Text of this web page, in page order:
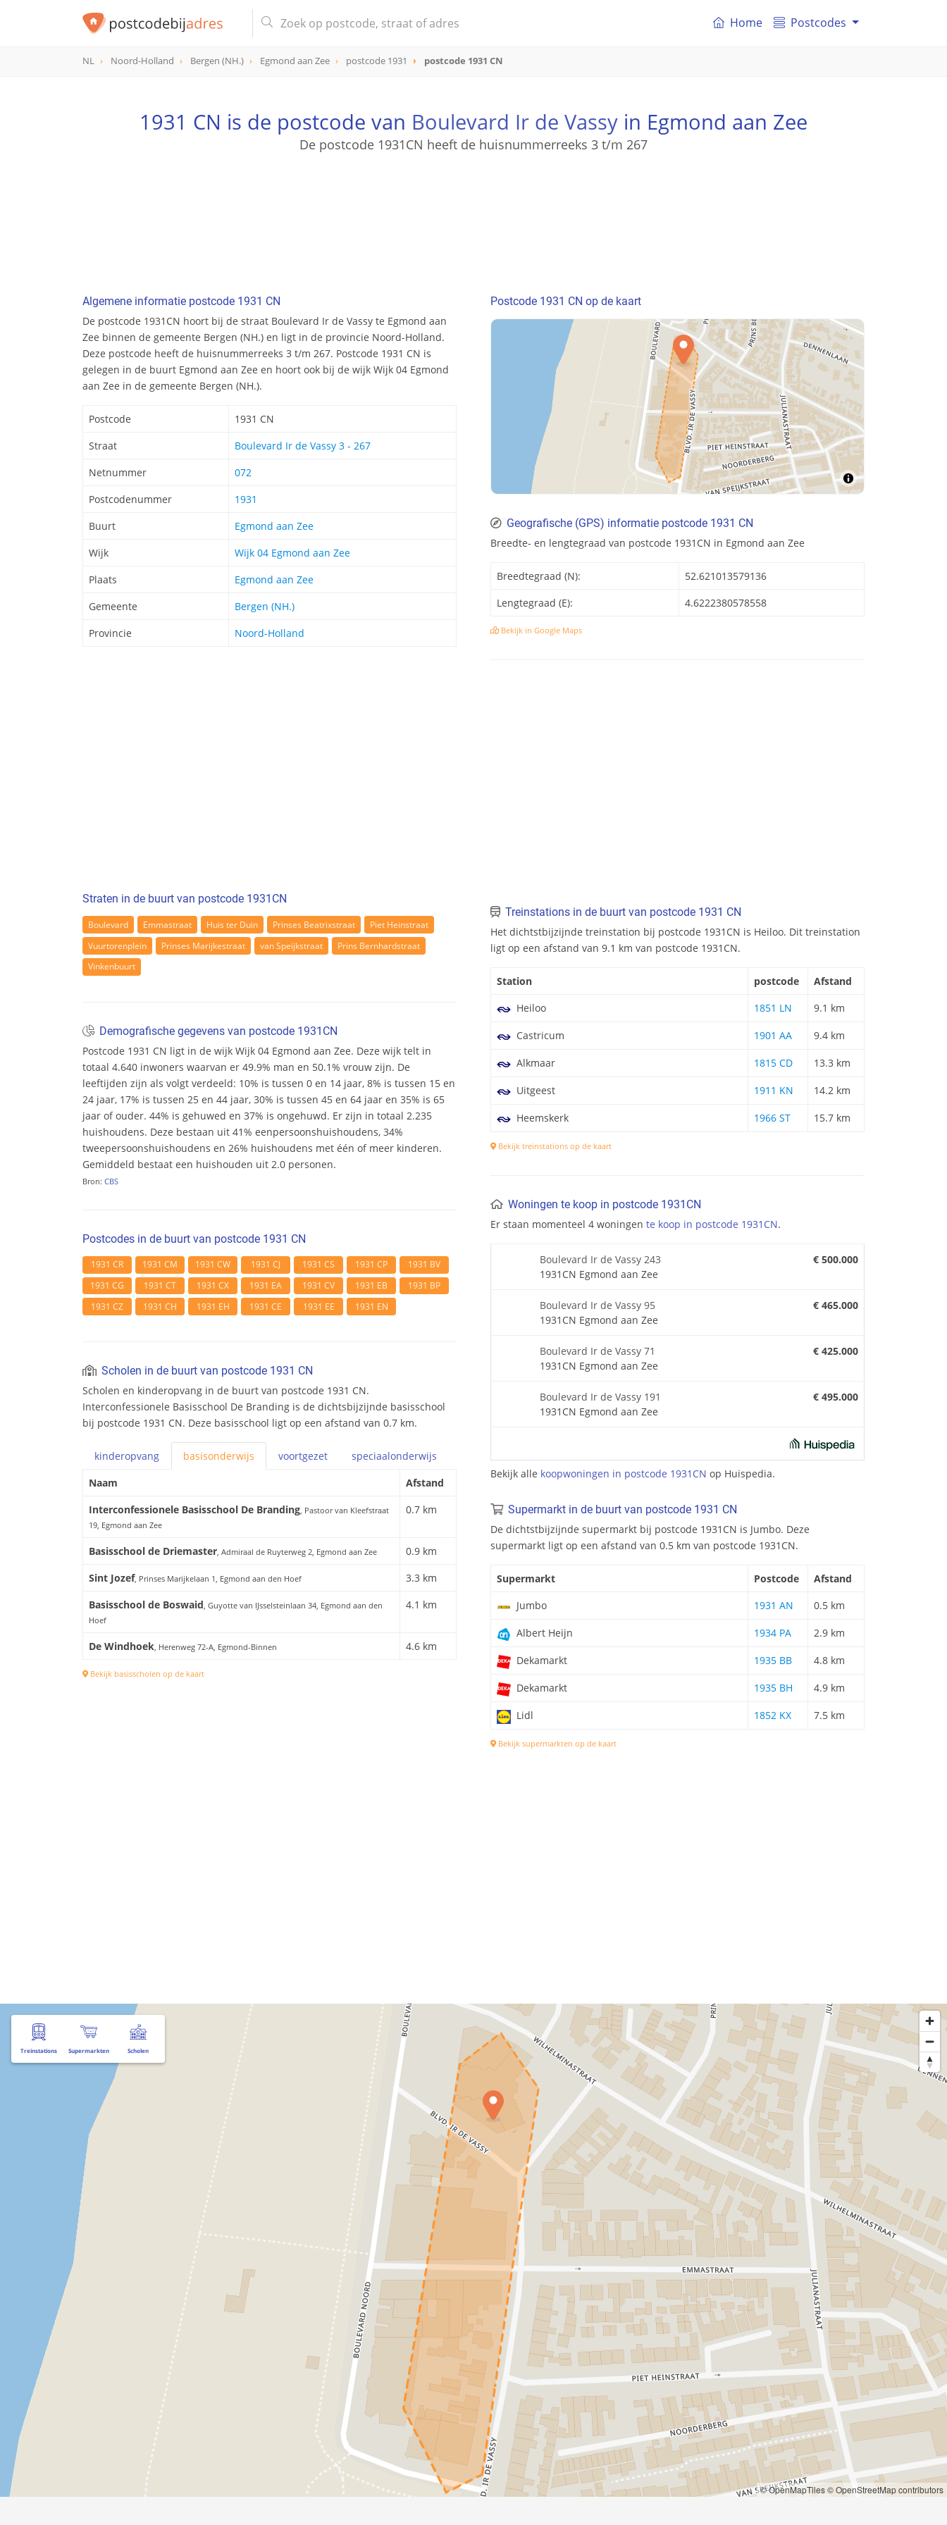
1931 CN
Home Postcodes
NL Noord-Holland Bergen (NH.) Egmond aan Zee postcode 1931 postcode 1931 CN
1931 CN is de postcode van Boulevard Ir de Vassy in Egmond aan Zee
De postcode 1931CN heeft de huisnummerreeks 3 t/m 267
Algemene informatie postcode 1931 CN
De postcode 1931CN hoort bij de straat Boulevard Ir de Vassy te Egmond aan
Zee binnen de gemeente Bergen (NH.) en ligt in de provincie Noord-Holland.
Deze postcode heeft de huisnummerreeks 3 t/m 267. Postcode 1931 CN is
gelegen in de buurt Egmond aan Zee en hoort ook bij de wijk Wijk 04 Egmond
aan Zee in de gemeente Bergen (NH.).
Postcode
1931 CN
Straat
Boulevard Ir de Vassy 3 - 267
Netnummer
072
Postcodenummer
1931
Buurt
Egmond aan Zee
Wijk
Wijk 04 Egmond aan Zee
Plaats
Egmond aan Zee
Gemeente
Bergen (NH.)
Provincie
Noord-Holland
Straten in de buurt van postcode 1931CN
Boulevard Emmastraat Huis ter Duin Prinses Beatrixstraat
Piet Heinstraat
Vuurtorenplein
Prinses Marijkestraat van Speijkstraat
Prins Bernhardstraat
Vinkenbuurt
Demografische gegevens van postcode 1931CN
Postcode 1931 CN ligt in de wijk Wijk 04 Egmond aan Zee. Deze wijk telt in
totaal 4.640 inwoners waarvan er 49.9% man en 50.1% vrouw zijn. De
leeftijden zijn als volgt verdeeld: 10% is tussen 0 en 14 jaar, 8% is tussen 15 en
24 jaar, 17% is tussen 25 en 44 jaar, 30% is tussen 45 en 64 jaar en 35% is 65
jaar of ouder. 44% is gehuwed en 37% is ongehuwd. Er zijn in totaal 2.235
huishoudens. Deze bestaan uit 41% eenpersoonshuishoudens, 34%
tweepersoonshuishoudens en 26% huishoudens met één of meer kinderen.
Gemiddeld bestaat een huishouden uit 2.0 personen.
Bron: CBS
Postcodes in de buurt van postcode 1931 CN
1931 CR 1931 CM 1931 CW 1931 CJ 1931 CS 1931 CP
1931 BV
1931 CG
1931 CT 1931 CX 1931 EA 1931 CV 1931 EB
1931 BP
1931 CZ
1931 CH 1931 EH 1931 CE 1931 EE 1931 EN
Scholen in de buurt van postcode 1931 CN
Scholen en kinderopvang in de buurt van postcode 1931 CN.
Interconfessionele Basisschool De Branding is de dichtsbijzijnde basisschool
bij postcode 1931 CN. Deze basisschool ligt op een afstand van 0.7 km.
kinderopvang basisonderwijs voortgezet speciaalonderwijs
Naam
Afstand
Interconfessionele Basisschool De Branding, Pastoor van Kleefstraat
19, Egmond aan Zee
0.7 km
Basisschool de Driemaster, Admiraal de Ruyterweg 2, Egmond aan Zee
0.9 km
Sint Jozef, Prinses Marijkelaan 1, Egmond aan den Hoef
3.3 km
Basisschool de Boswaid, Guyotte van IJsselsteinlaan 34, Egmond aan den
Hoef
4.1 km
De Windhoek, Herenweg 72-A, Egmond-Binnen 4.6 km
Bekijk basisscholen op de kaart
Postcode 1931 CN op de kaart
Geografische (GPS) informatie postcode 1931 CN
Breedte- en lengtegraad van postcode 1931CN in Egmond aan Zee
Breedtegraad (N):
52.621013579136
Lengtegraad (E):
4.6222380578558
Bekijk in Google Maps
Treinstations in de buurt van postcode 1931 CN
Het dichtstbijzijnde treinstation bij postcode 1931CN is Heiloo. Dit treinstation
ligt op een afstand van 9.1 km van postcode 1931CN.
Station postcode
Afstand
Heiloo
1851 LN 9.1 km
Castricum 1901 AA 9.4 km
Alkmaar 1815 CD 13.3 km
Uitgeest 1911 KN 14.2 km
Heemskerk 1966 ST 15.7 km
Bekijk treinstations op de kaart
Woningen te koop in postcode 1931CN
Er staan momenteel 4 woningen te koop in postcode 1931CN.
Boulevard Ir de Vassy 243
1931CN Egmond aan Zee
€ 500.000
Boulevard Ir de Vassy 95
1931CN Egmond aan Zee
€ 465.000
Boulevard Ir de Vassy 71
1931CN Egmond aan Zee
€ 425.000
Boulevard Ir de Vassy 191
1931CN Egmond aan Zee
€ 495.000
Bekijk alle koopwoningen in postcode 1931CN op Huispedia.
Supermarkt in de buurt van postcode 1931 CN
De dichtstbijzijnde supermarkt bij postcode 1931CN is Jumbo. Deze
supermarkt ligt op een afstand van 0.5 km van postcode 1931CN.
Supermarkt Postcode
Afstand
Jumbo
1931 AN 0.5 km
Albert Heijn 1934 PA 2.9 km
Dekamarkt 1935 BB 4.8 km
Dekamarkt 1935 BH 4.9 km
Lidl 1852 KX 7.5 km
Bekijk supermarkten op de kaart
Treinstations Supermarkten Scholen
© OpenMapTiles© OpenStreetMap contributors